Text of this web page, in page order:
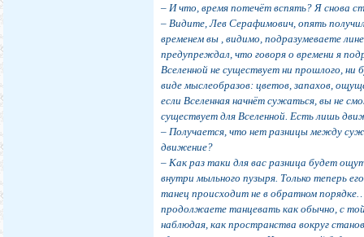
– И что, время потечёт вспять? Я снова
– Видите, Лев Серафимович, опять
временем вы , видимо, подразумеваете
предупреждал, что говоря о времени я
Вселенной не существует ни прошлого, ни
виде мыслеобразов: цветов, запахов,
если Вселенная начнёт сужаться, вы не
существует для Вселенной. Есть лишь
– Получается, что нет разницы между
движение?
– Как раз таки для вас разница будет
внутри мыльного пузыря. Только теперь
танец происходит не в обратном
продолжаете танцевать как обычно, с
наблюдая, как пространства вокруг